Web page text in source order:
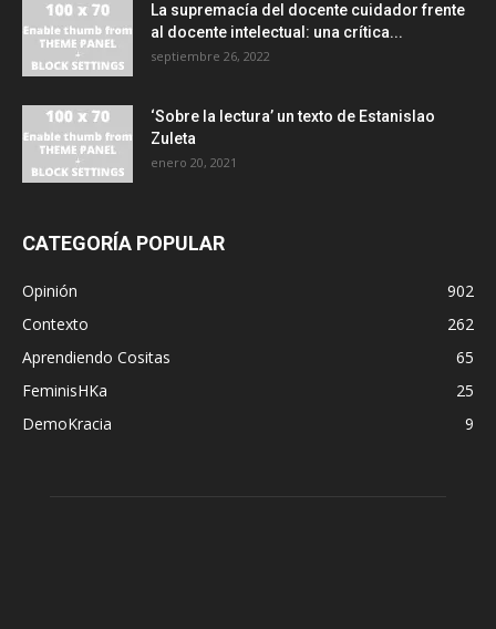
La supremacía del docente cuidador frente
al docente intelectual: una crítica...
septiembre 26, 2022
‘Sobre la lectura’ un texto de Estanislao
Zuleta
enero 20, 2021
CATEGORÍA POPULAR
Opinión
902
Contexto
262
Aprendiendo Cositas
65
FeminisHKa
25
DemoKracia
9